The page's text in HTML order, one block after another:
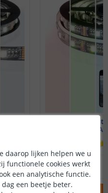
,95
USB
100 cm|
OP VOORRAAD
daarop lijken helpen we u
functionele cookies werkt
een analytische functie.
een beetje beter.